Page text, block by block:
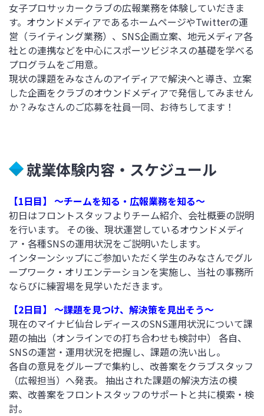
女子プロサッカークラブの広報業務を体験していだきま
す。オウンドメディアであるホームページやTwitterの運
営（ライティング業務）、SNS企画立案、地元メディア各
社との連携などを中心にスポーツビジネスの基礎を学べる
プログラムをご用意。
現状の課題をみなさんのアイディアで解決へと導き、立案
した企画をクラブのオウンドメディアで発信してみません
か？みなさんのご応募を社員一同、お待ちしてます！
就業体験内容・スケジュール
【1日目】 ～チームを知る・広報業務を知る～
初日はフロントスタッフよりチーム紹介、会社概要の説明
を行います。 その後、現状運営しているオウンドメディ
ア・各種SNSの運用状況をご説明いたします。
インターンシップにご参加いただく学生のみなさんでグル
ープワーク・オリエンテーションを実施し、当社の事務所
ならびに練習場を見学いただきます。
【2日目】 ～課題を見つけ、解決策を見出そう～
現在のマイナビ仙台レディースのSNS運用状況について課
題の抽出（オンラインでの打ち合わせも検討中） 各自、
SNSの運営・運用状況を把握し、課題の洗い出し。
各自の意見をグループで集約し、改善案をクラブスタッフ
（広報担当）へ発表。 抽出された課題の解決方法の模
索、改善案をフロントスタッフのサポートと共に模索・検
討。